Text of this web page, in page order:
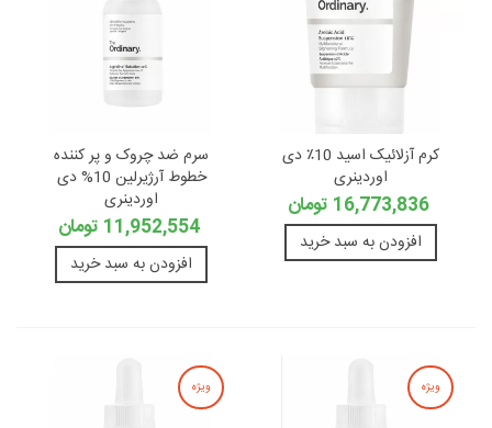
کرم آزلائيک اسید 10٪ دی
اوردینری
16,773,836 تومان
افزودن به سبد خرید
سرم ضد چروک و پر کننده
خطوط آرژیرلین 10% دی
اوردینری
11,952,554 تومان
افزودن به سبد خرید
ویژه ویژه